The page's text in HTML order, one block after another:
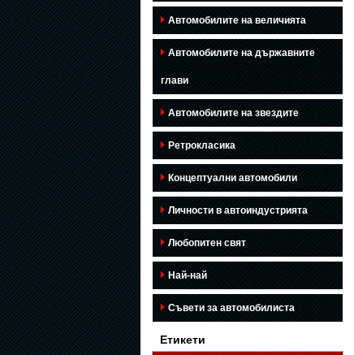
Автомобилите на величията
Автомобилите на държавните
глави
Автомобилите на звездите
Ретрокласика
Концептуални автомобили
Личности в автоиндустрията
Любопитен свят
Най-най
Съвети за автомобилиста
Етикети